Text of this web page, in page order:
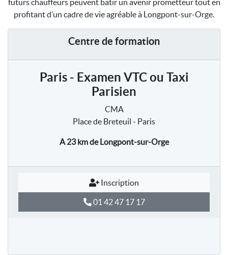
futurs chauffeurs peuvent bâtir un avenir prometteur tout en
profitant d’un cadre de vie agréable à Longpont-sur-Orge.
Centre de formation
Paris - Examen VTC ou Taxi
Parisien
CMA
Place de Breteuil - Paris
A 23 kmde Longpont-sur-Orge
Inscription
01 42 47 17 17